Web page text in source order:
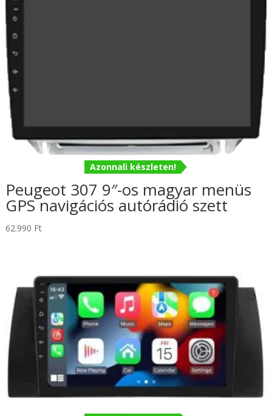
Azonnali készleten!
Peugeot 307 9″-os magyar menüs
GPS navigációs autórádió szett
62.990 Ft